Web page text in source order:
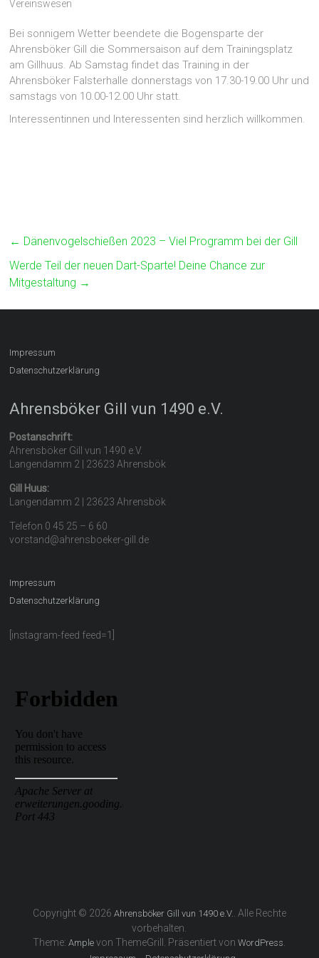
Vereinswesen
Bei sonnigem Wetter beendete die Bogensparte der
Ahrensböker Gill die Sommersaison auf dem Trainingsplatz
am Gillhuus. Ab Samstag findet das Training in der
Ahrensböker Falsterhalle donnerstags von 17.30-19.00 Uhr und
samstags von 10.00-12.00 Uhr statt.
Interessentinnen und Interessenten sind herzlich willkommen.
← Dänenvogelschießen 2023 – Viel Programm bei der Gill
Werde Teil der neuen Dart-Sparte! Deine Chance zur
Mitgestaltung →
Impressum
Datenschutzerklärung
Ahrensböker Gill vun 1490 e.V.
Postanschrift:
Ahrensböker Gill vun 1490 e.V.
Langendamm 2 | 23623 Ahrensbök
Gill Huus:
Langendamm 2 | 23623 Ahrensbök
Telefon 0 45 25 – 6 60
vorstand@ahrensboeker-gill.de
Impressum
Datenschutzerklärung
[instagram-feed feed=1]
Copyright © 2026 Ahrensböker Gill vun 1490 e.V. . Alle Rechte
vorbehalten.
Theme:Ample von ThemeGrill. Präsentiert vonWordPress